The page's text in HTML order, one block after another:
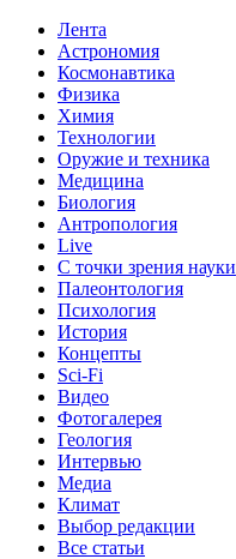
Лента
Астрономия
Космонавтика
Физика
Химия
Технологии
Оружие и техника
Медицина
Биология
Антропология
Live
С точки зрения науки
Палеонтология
Психология
История
Концепты
Sci-Fi
Видео
Фотогалерея
Геология
Интервью
Медиа
Климат
Выбор редакции
Все статьи